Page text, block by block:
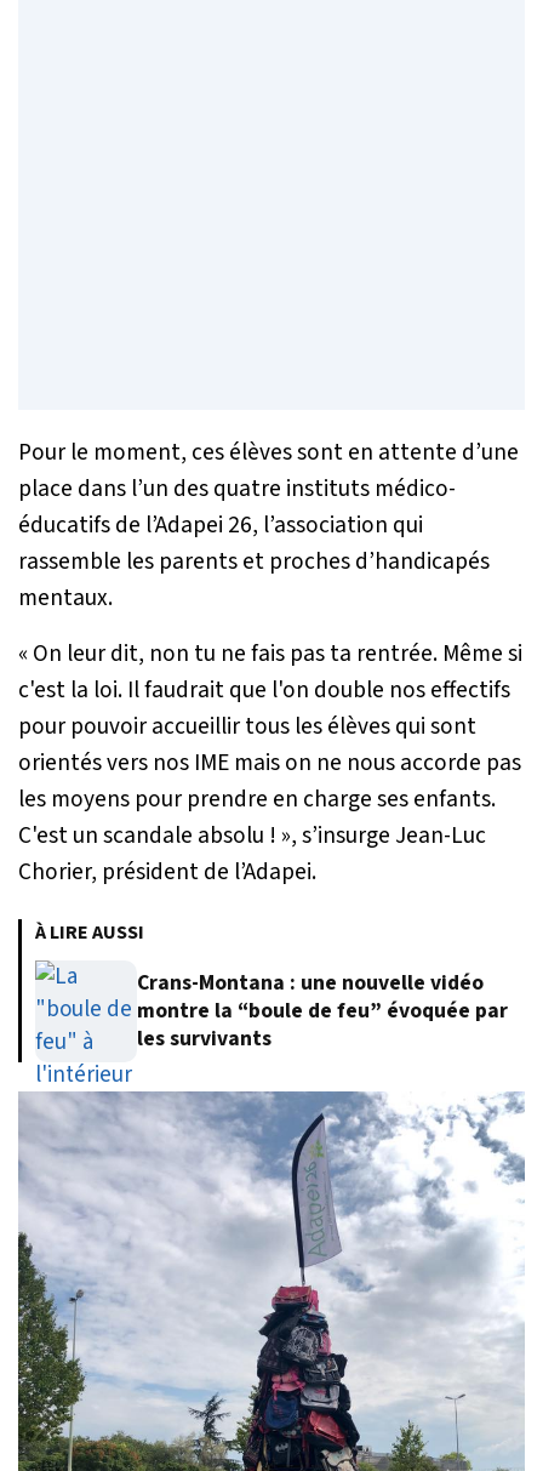
Pour le moment, ces élèves sont en attente d’une
place dans l’un des quatre instituts médico-
éducatifs de l’Adapei 26, l’association qui
rassemble les parents et proches d’handicapés
mentaux.
« On leur dit, non tu ne fais pas ta rentrée. Même si
c'est la loi. Il faudrait que l'on double nos effectifs
pour pouvoir accueillir tous les élèves qui sont
orientés vers nos IME mais on ne nous accorde pas
les moyens pour prendre en charge ses enfants.
C'est un scandale absolu ! », s’insurge Jean-Luc
Chorier, président de l’Adapei.
À LIRE AUSSI
Crans-Montana : une nouvelle vidéo
montre la “boule de feu” évoquée par
les survivants